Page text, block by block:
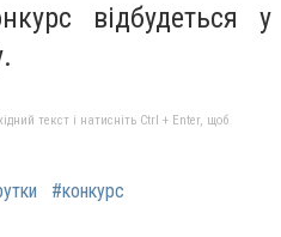
відбудеться у
текст і натисніть Ctrl + Enter, щоб
#конкурс